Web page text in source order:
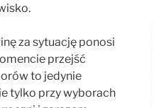
za sytuację ponosi
przejść
to jedynie
tylko przy wyborach